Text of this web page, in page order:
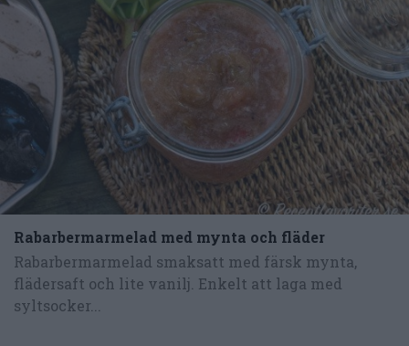
Rabarbermarmelad med mynta och fläder
Rabarbermarmelad smaksatt med färsk mynta,
flädersaft och lite vanilj. Enkelt att laga med
syltsocker...